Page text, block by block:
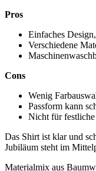
Pros
Einfaches
Verschiedene
Cons
Wenig
Passform kann
Nicht für festliche
Das Shirt ist klar und
Jubiläum steht im
Materialmix aus